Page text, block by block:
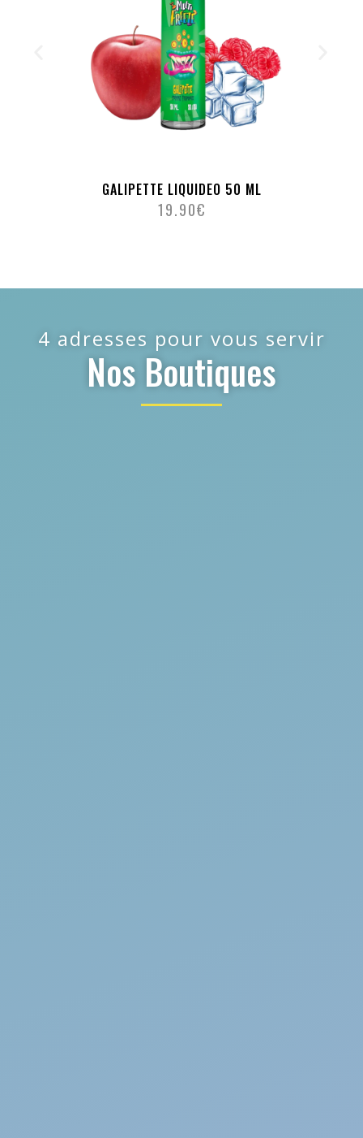
GALIPETTE LIQUIDEO 50 ML
19.90€
4 adresses pour vous servir
Nos Boutiques